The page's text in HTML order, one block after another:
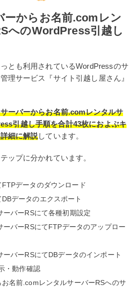
ーからお名前.comレン
へのWordPress引越し
とも利用されているWordPressのサ
理サービス『サイト引越し屋さん』
ーバーからお名前.comレンタルサ
引越し手順を合計43枚におよぶキ
細に解説しています。
ップに分かれています。
データのダウンロード
データのエクスポート
ーバーRSにて各種初期設定
ーバーRSにてFTPデータのアップロー
バーRSにてDBデータのインポート
・動作確認
名前.comレンタルサーバーRSへのサ